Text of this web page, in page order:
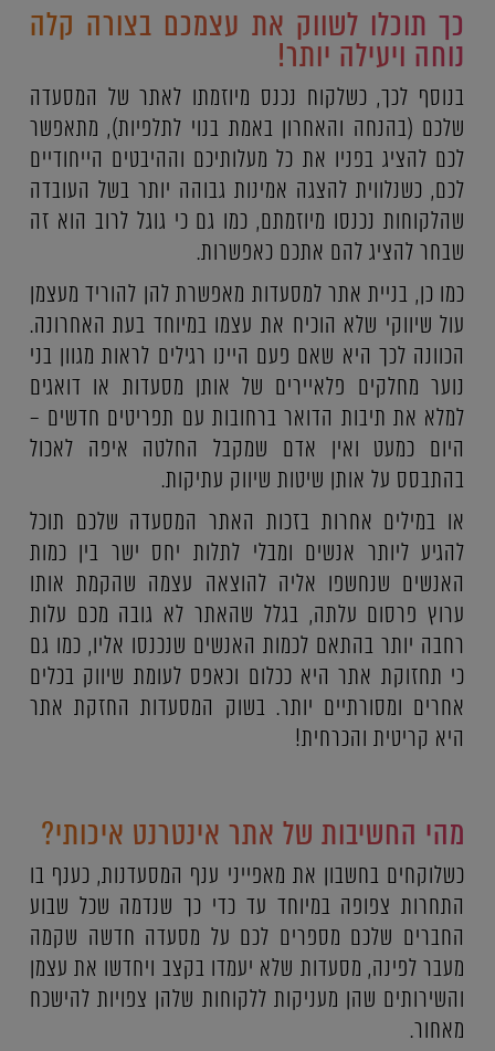
כך תוכלו לשווק את עצמכם בצורה קלה
נוחה ויעילה יותר!
בנוסף לכך, כשלקוח נכנס מיוזמתו לאתר של המסעדה
שלכם (בהנחה והאחרון באמת בנוי לתלפיות), מתאפשר
לכם להציג בפניו את כל מעלותיכם וההיבטים הייחודיים
לכם, כשנלווית להצגה אמינות גבוהה יותר בשל העובדה
שהלקוחות נכנסו מיוזמתם, כמו גם כי גוגל לרוב הוא זה
שבחר להציג להם אתכם כאפשרות.
כמו כן, בניית אתר למסעדות מאפשרת להן להוריד מעצמן
עול שיווקי שלא הוכיח את עצמו במיוחד בעת האחרונה.
הכוונה לכך היא שאם פעם היינו רגילים לראות מגוון בני
נוער מחלקים פלאיירים של אותן מסעדות או דואגים
למלא את תיבות הדואר ברחובות עם תפריטים חדשים –
היום כמעט ואין אדם שמקבל החלטה איפה לאכול
בהתבסס על אותן שיטות שיווק עתיקות.
או במילים אחרות בזכות האתר המסעדה שלכם תוכל
להגיע ליותר אנשים ומבלי לתלות יחס ישר בין כמות
האנשים שנחשפו אליה להוצאה עצמה שהקמת אותו
ערוץ פרסום עלתה, בגלל שהאתר לא גובה מכם עלות
רחבה יותר בהתאם לכמות האנשים שנכנסו אליו, כמו גם
כי תחזוקת אתר היא ככלום וכאפס לעומת שיווק בכלים
אחרים ומסורתיים יותר. בשוק המסעדות החזקת אתר
היא קריטית והכרחית!
מהי החשיבות של אתר אינטרנט איכותי?
כשלוקחים בחשבון את מאפייני ענף המסעדנות, כענף בו
התחרות צפופה במיוחד עד כדי כך שנדמה שכל שבוע
החברים שלכם מספרים לכם על מסעדה חדשה שקמה
מעבר לפינה, מסעדות שלא יעמדו בקצב ויחדשו את עצמן
והשירותים שהן מעניקות ללקוחות שלהן צפויות להישכח
מאחור.